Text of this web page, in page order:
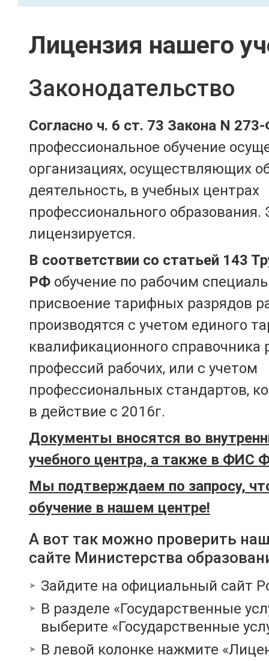
Лицензия нашего
Законодательство
Согласно ч. 6 ст. 73 Закона N
профессиональное обучение
организациях, осуществляющих
деятельность, в учебных центрах
профессионального образования.
лицензируется.
В соответствии со статьей 143
РФ обучение по рабочим
присвоение тарифных разрядов
производятся с учетом единого
квалификационного справочника
профессий рабочих, или с учетом
профессиональных стандартов,
в действие с 2016г.
Документы вносятся во
учебного центра, а также в ФИС
Мы подтверждаем по запросу,
обучение в нашем центре!
А вот так можно проверить
сайте Министерства
Зайдите на официальный сайт
В разделе «Государственные
выберите «Государственные
В левой колонке нажмите